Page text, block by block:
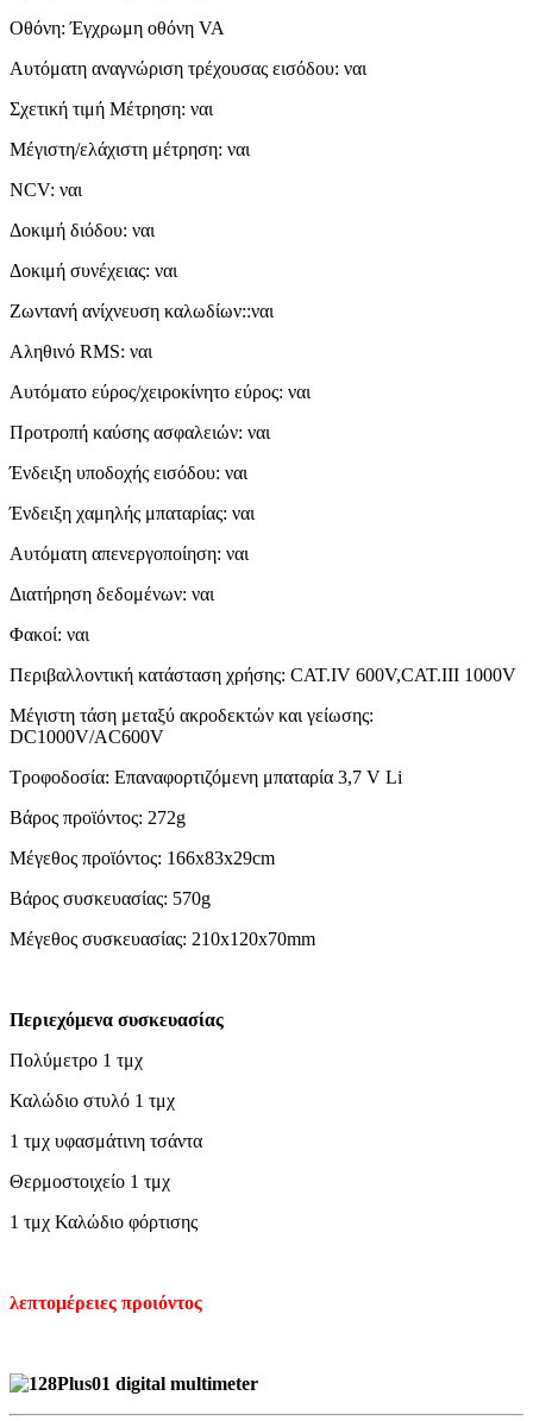
Οθόνη: Έγχρωμη οθόνη VA
Αυτόματη αναγνώριση τρέχουσας εισόδου: ναι
Σχετική τιμή Μέτρηση: ναι
Μέγιστη/ελάχιστη μέτρηση: ναι
NCV: ναι
Δοκιμή διόδου: ναι
Δοκιμή συνέχειας: ναι
Ζωντανή ανίχνευση καλωδίων::ναι
Αληθινό RMS: ναι
Αυτόματο εύρος/χειροκίνητο εύρος: ναι
Προτροπή καύσης ασφαλειών: ναι
Ένδειξη υποδοχής εισόδου: ναι
Ένδειξη χαμηλής μπαταρίας: ναι
Αυτόματη απενεργοποίηση: ναι
Διατήρηση δεδομένων: ναι
Φακοί: ναι
Περιβαλλοντική κατάσταση χρήσης: CAT.IV 600V,CAT.III 1000V
Μέγιστη τάση μεταξύ ακροδεκτών και γείωσης:
DC1000V/AC600V
Τροφοδοσία: Επαναφορτιζόμενη μπαταρία 3,7 V Li
Βάρος προϊόντος: 272g
Μέγεθος προϊόντος: 166x83x29cm
Βάρος συσκευασίας: 570g
Μέγεθος συσκευασίας: 210x120x70mm
Περιεχόμενα συσκευασίας
Πολύμετρο 1 τμχ
Καλώδιο στυλό 1 τμχ
1 τμχ υφασμάτινη τσάντα
Θερμοστοιχείο 1 τμχ
1 τμχ Καλώδιο φόρτισης
λεπτομέρειες προιόντος